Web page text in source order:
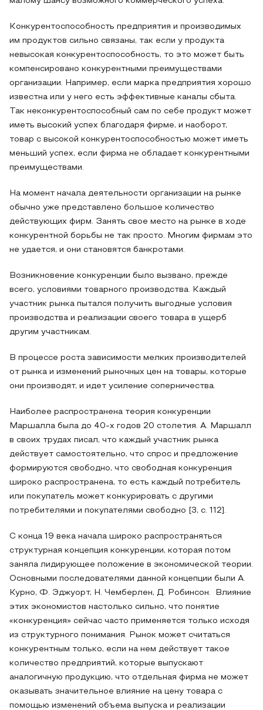
Конкурентоспособность предприятия и производимых
им продуктов сильно связаны, так если у продукта
невысокая конкурентоспособность, то это может быть
компенсировано конкурентными преимуществами
организации. Например, если марка предприятия хорошо
известна или у него есть эффективные каналы сбыта.
Так неконкурентоспособный сам по себе продукт может
иметь высокий успех благодаря фирме, и наоборот,
товар с высокой конкурентоспособностью может иметь
меньший успех, если фирма не обладает конкурентными
преимуществами.
На момент начала деятельности организации на рынке
обычно уже представлено большое количество
действующих фирм. Занять свое место на рынке в ходе
конкурентной борьбы не так просто. Многим фирмам это
не удается, и они становятся банкротами.
Возникновение конкуренции было вызвано, прежде
всего, условиями товарного производства. Каждый
участник рынка пытался получить выгодные условия
производства и реализации своего товара в ущерб
другим участникам.
В процессе роста зависимости мелких производителей
от рынка и изменений рыночных цен на товары, которые
они производят, и идет усиление соперничества.
Наиболее распространена теория конкуренции
Маршалла была до 40-х годов 20 столетия. А. Маршалл
в своих трудах писал, что каждый участник рынка
действует самостоятельно, что спрос и предложение
формируются свободно, что свободная конкуренция
широко распространена, то есть каждый потребитель
или покупатель может конкурировать с другими
потребителями и покупателями свободно [3, с. 112].
С конца 19 века начала широко распространяться
структурная концепция конкуренции, которая потом
заняла лидирующее положение в экономической теории.
Основными последователями данной концепции были А.
Курно, Ф. Эджуорт, Н. Чемберлен, Д. Робинсон. Влияние
этих экономистов настолько сильно, что понятие
«конкуренция» сейчас часто применяется только исходя
из структурного понимания. Рынок может считаться
конкурентным только, если на нем действует такое
количество предприятий, которые выпускают
аналогичную продукцию, что отдельная фирма не может
оказывать значительное влияние на цену товара с
помощью изменений объема выпуска и реализации